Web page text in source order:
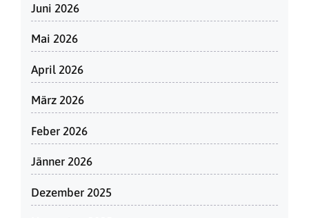
Juni 2026
Mai 2026
April 2026
März 2026
Feber 2026
Jänner 2026
Dezember 2025